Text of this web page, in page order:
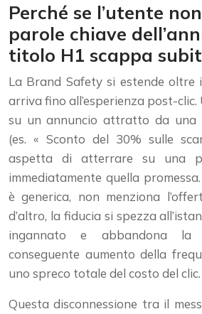
Perché se l’utente
parole chiave
titolo H1 scappa
La Brand Safety si estende oltre
arriva fino all’esperienza post-clic.
su un annuncio attratto da una
(es. « Sconto del 30% sulle
aspetta di atterrare su una
immediatamente quella
è generica, non menziona
d’altro, la fiducia si spezza
ingannato e abbandona
conseguente aumento della
uno spreco totale del costo del clic.
Questa disconnessione tra il